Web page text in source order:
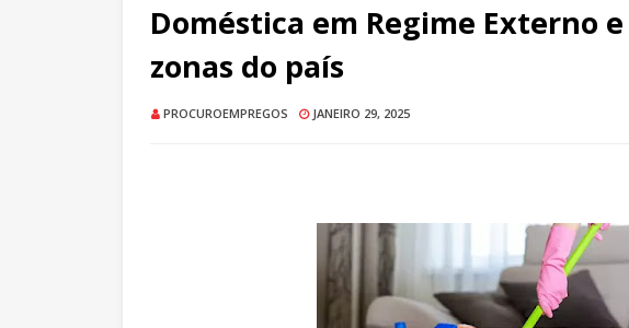
Doméstica em Regime Externo
zonas do país
PROCUROEMPREGOS JANEIRO 29, 2025